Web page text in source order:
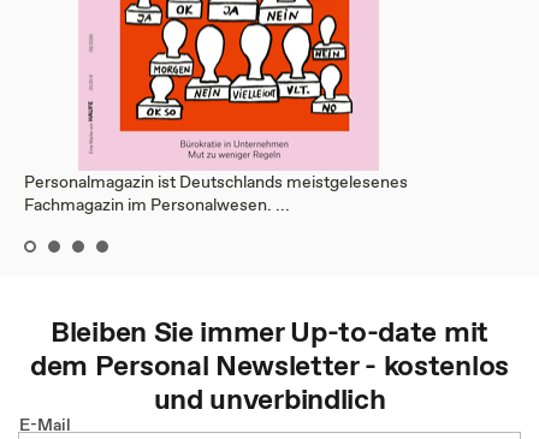
Personalmagazin ist Deutschlands meistgelesenes
Fachmagazin im Personalwesen. ...
Bleiben Sie immer Up-to-date mit
dem Personal Newsletter - kostenlos
und unverbindlich
E-Mail